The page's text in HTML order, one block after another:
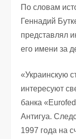
По словам
Геннадий
представлял
его имени за
«Украинскую
интересуют
банка
Антигуа.
1997 года на